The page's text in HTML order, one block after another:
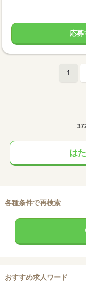
応募
1
は
各種条件で再検索
おすすめ求人ワード